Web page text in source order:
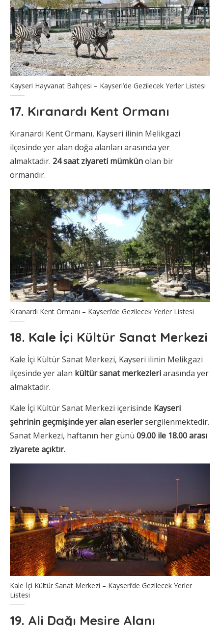
Kayseri Hayvanat Bahçesi – Kayseri’de Gezilecek Yerler Listesi
17. Kıranardı Kent Ormanı
Kıranardı Kent Ormanı, Kayseri ilinin Melikgazi
ilçesinde yer alan doğa alanları arasında yer
almaktadır. 24 saat ziyareti mümkünolan bir
ormandır.
Kıranardı Kent Ormanı – Kayseri’de Gezilecek Yerler Listesi
18. Kale İçi Kültür Sanat Merkezi
Kale İçi Kültür Sanat Merkezi, Kayseri ilinin Melikgazi
ilçesinde yer alan kültür sanat merkezleriarasında yer
almaktadır.
Kale İçi Kültür Sanat Merkezi içerisinde Kayseri
şehrinin geçmişinde yer alan eserlersergilenmektedir.
Sanat Merkezi, haftanın her günü 09.00 ile 18.00 arası
ziyarete açıktır.
Kale İçi Kültür Sanat Merkezi – Kayseri’de Gezilecek Yerler
Listesi
19. Ali Dağı Mesire Alanı